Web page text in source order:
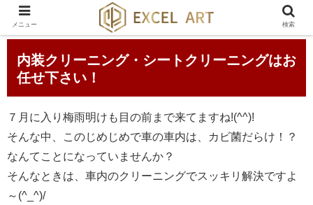
内装クリーニング・シートクリーニングはお
任せ下さい！
７月に入り梅雨明けも目の前まで来てますね!(^^)!
そんな中、このじめじめで車の車内は、カビ菌だらけ！？
なんてことになっていませんか？
そんなときは、車内のクリーニングでスッキリ解決ですよ
～(^_^)/
メニュー 検索